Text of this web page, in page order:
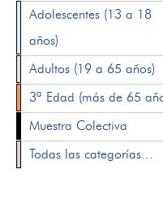
Adolescentes (13 a 18
años)
Adultos (19 a 65 años)
3ª Edad (más de 65
Muestra Colectiva
Todas las categorías...